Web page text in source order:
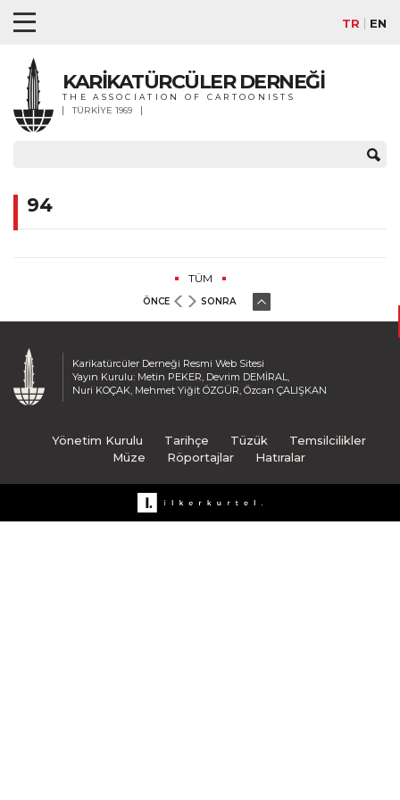
TR EN
KARİKATÜRCÜLER DERNEĞİ
THE ASSOCIATION OF CARTOONISTS
TÜRKİYE 1969
94
TÜM
ÖNCE SONRA
Karikatürcüler Derneği Resmi Web Sitesi
Yayın Kurulu: Metin PEKER, Devrim DEMİRAL,
Nuri KOÇAK, Mehmet Yiğit ÖZGÜR, Özcan ÇALIŞKAN
Yönetim Kurulu Tarihçe Tüzük
Temsilcilikler
Müze
Röportajlar Hatıralar